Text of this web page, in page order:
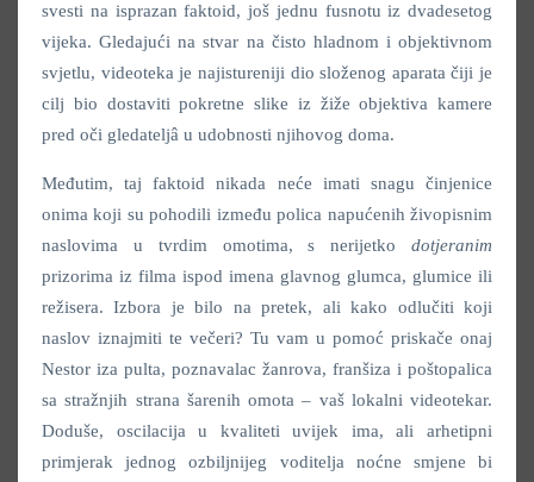
svesti na isprazan faktoid, još jednu fusnotu iz dvadesetog
vijeka. Gledajući na stvar na čisto hladnom i objektivnom
svjetlu, videoteka je najistureniji dio složenog aparata čiji je
cilj bio dostaviti pokretne slike iz žiže objektiva kamere
pred oči gledateljâ u udobnosti njihovog doma.
Međutim, taj faktoid nikada neće imati snagu činjenice
onima koji su pohodili između polica napućenih živopisnim
naslovima u tvrdim omotima, s nerijetko dotjeranim
prizorima iz filma ispod imena glavnog glumca, glumice ili
režisera. Izbora je bilo na pretek, ali kako odlučiti koji
naslov iznajmiti te večeri? Tu vam u pomoć priskače onaj
Nestor iza pulta, poznavalac žanrova, franšiza i poštopalica
sa stražnjih strana šarenih omota – vaš lokalni videotekar.
Doduše, oscilacija u kvaliteti uvijek ima, ali arhetipni
primjerak jednog ozbiljnijeg voditelja noćne smjene bi